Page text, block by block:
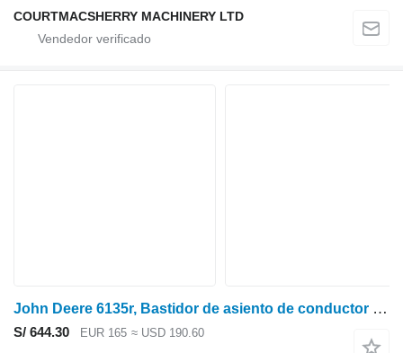
COURTMACSHERRY MACHINERY LTD
John Deere 6135r, Bastidor de asiento de conductor y pasajero serie 6r Bl15226, Re583990 BL15226 para tractor de ruedas
S/ 644.30 EUR 165 ≈ USD 190.60